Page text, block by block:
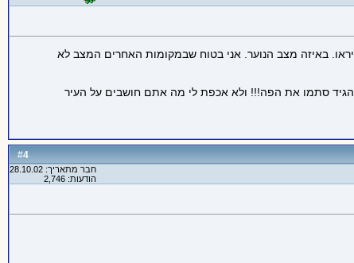
לרדת לו דם. וחוץ מזה, אני מסכים שאריאל יפה והכל אבל 12 כיכרות?! זה מוגזם תיראו. באיזה מצב הנוער. אני בטוח שבמקומות האחרים המצב לא
סתמו את הפה!!! ולא אכפת לי מה אתם חושבים על העיר
#
4
חבר מתאריך: 28.10.02
הודעות: 2,746